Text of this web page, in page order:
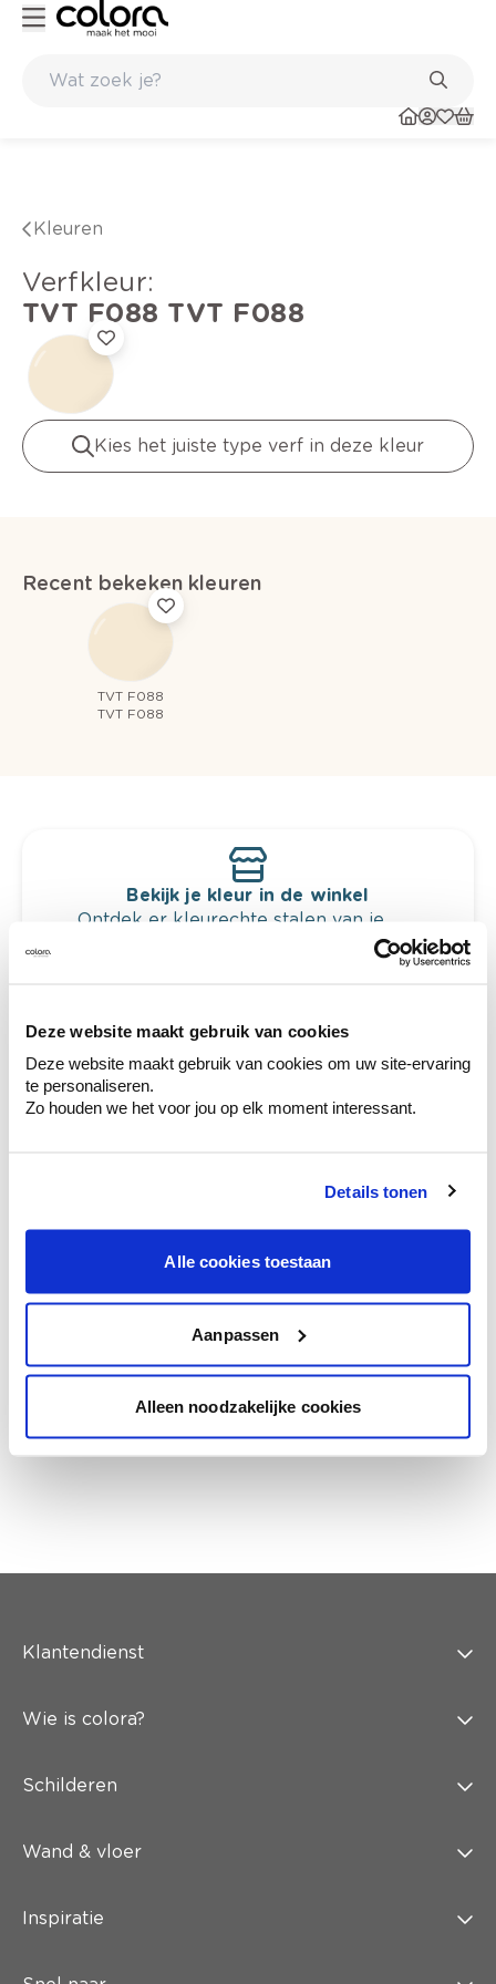
Deze website maakt gebruik van cookies
Deze website maakt gebruik van cookies om uw site-ervaring
te personaliseren.
Zo houden we het voor jou op elk moment interessant.
Details tonen
Alle cookies toestaan
Aanpassen
Alleen noodzakelijke cookies
Kleuren
verfkleur:
TVT F088 TVT F088
Kies het juiste type verf in deze kleur
Recent bekeken kleuren
TVT F088
TVT F088
Bekijk je kleur in de winkel
Ontdek er kleurechte stalen van je
Krijg persoonlijk advies om kleuren te
combineren.
Kleuradvies aan huis
en je meubels.
Krijg ineens een technologische check-up
van je muren.
Klantendienst
Wie is colora?
Schilderen
Wand & vloer
Inspiratie